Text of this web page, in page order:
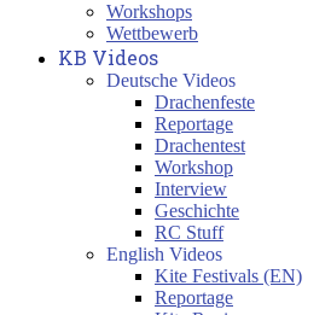
Workshops
Wettbewerb
KB Videos
Deutsche Videos
Drachenfeste
Reportage
Drachentest
Workshop
Interview
Geschichte
RC Stuff
English Videos
Kite Festivals (EN)
Reportage